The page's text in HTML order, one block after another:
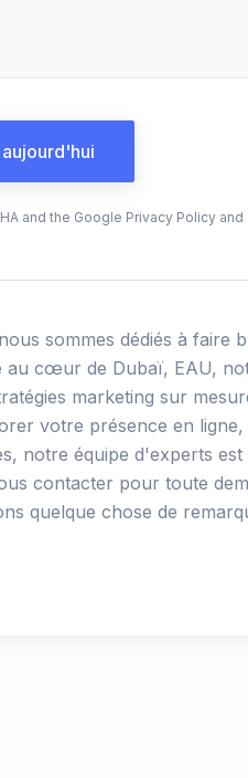
and the Google Privacy Policy and
sommes dédiés à faire
au cœur de Dubaï, EAU,
marketing sur
votre présence en
notre équipe d'experts
contacter pour toute
quelque chose de